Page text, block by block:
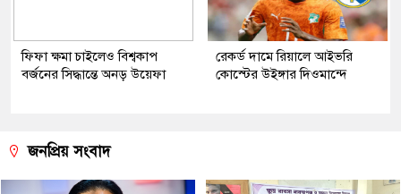
ফিফা ক্ষমা চাইলেও বিশ্বকাপ
বর্জনের সিদ্ধান্তে অনড় উয়েফা
রেকর্ড দামে রিয়ালে আইভরি
কোস্টের উইঙ্গার দিওমান্দে
জনপ্রিয় সংবাদ